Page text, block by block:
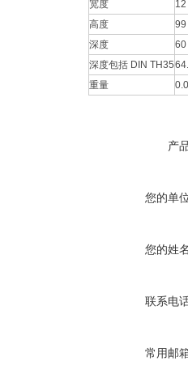
宽度
高度
99
深度
60
深度包括 DIN TH35
重量
产
您的单
您的姓
联系电
常用邮